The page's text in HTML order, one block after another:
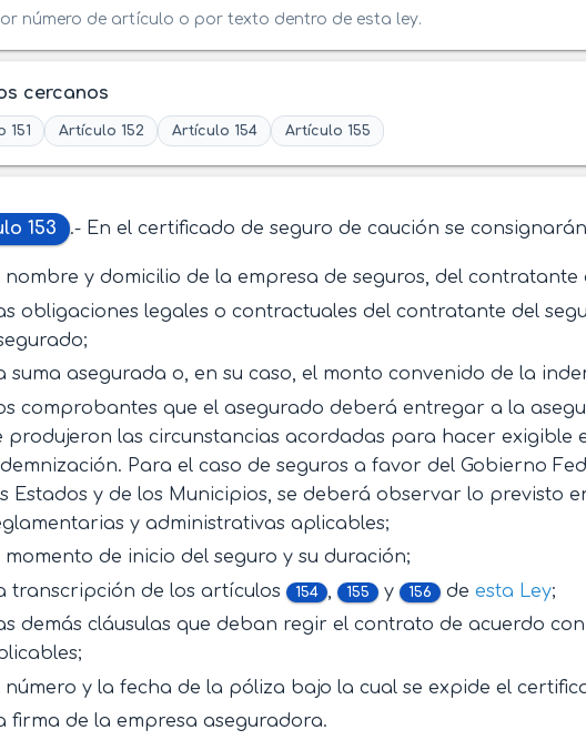
número de artículo o por texto dentro de esta ley.
cercanos
151 Artículo 152 Artículo 154 Artículo 155
153 .- En el certificado de seguro de caución se
nombre y domicilio de la empresa de seguros, del
obligaciones legales o contractuales del contratante del
suma asegurada o, en su caso, el monto convenido de la
comprobantes que el asegurado deberá entregar a la
produjeron las circunstancias acordadas para hacer exigible
Para el caso de seguros a favor del Gobierno
Estados y de los Municipios, se deberá observar lo previsto
y administrativas aplicables;
momento de inicio del seguro y su duración;
transcripción de los artículos
154 , 155 y 156 deesta Ley;
demás cláusulas que deban regir el contrato de acuerdo
número y la fecha de la póliza bajo la cual se expide el
firma de la empresa aseguradora.